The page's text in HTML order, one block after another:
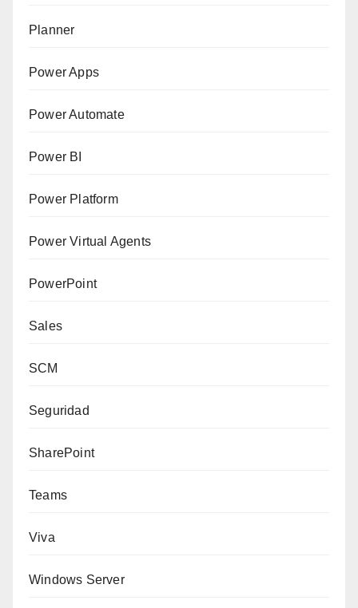
Planner
Power Apps
Power Automate
Power BI
Power Platform
Power Virtual Agents
PowerPoint
Sales
SCM
Seguridad
SharePoint
Teams
Viva
Windows Server